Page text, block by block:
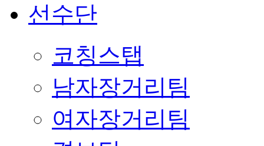
선수단
코칭스탭
남자장거리팀
여자장거리팀